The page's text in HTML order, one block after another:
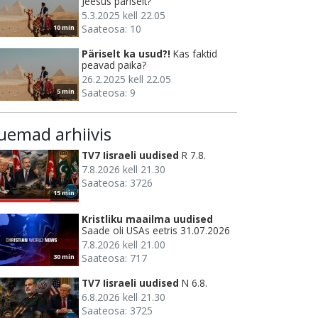
10 min
5.3.2025 kell 22.05
Saateosa: 10
5 min
Päriselt ka usud?! Kas faktid
peavad paika?
26.2.2025 kell 22.05
Saateosa: 9
arhiivis
15 min
TV7 Iisraeli uudised R 7.8.
7.8.2026 kell 21.30
Saateosa: 3726
30 min
Kristliku maailma uudised
Saade oli USAs eetris 31.07.2026
7.8.2026 kell 21.00
Saateosa: 717
TV7 Iisraeli uudised N 6.8.
6.8.2026 kell 21.30
Saateosa: 3725